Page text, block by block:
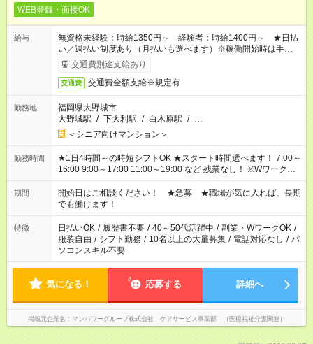
WEB登録・面接OK
給与
無資格未経験：時給1350円～ 経験者：時給1400円～ ★日払
い／週払い制度あり（月払いも選べます）※稼働開始時は手続き
完了次第のお支払いとなります。
交通費別途支給あり
交通費 交通費全額支給※規定有
勤務地
福岡県大野城市
大野城駅 / 下大利駅 / 白木原駅 / …
＜シニア向けマンション＞
勤務時間
★1日4時間～の時短シフトOK ★スタート時間選べます！ 7:00～
16:00 9:00～17:00 11:00～19:00 など 残業なし！ ※Wワークの
場合、他のお仕事と合わせ週40時間超の就業はご案内できませ
ん ※法令に基づき、週20時間以上勤務は社会保険への加入対象
となります ※労働者派遣法（日雇い派遣の原則禁止）により、
短時間・短期間の就業はご案内が難しい場合があります
期間
開始日はご相談ください！ ★急募 ★職場が気に入れば、長期
でも働けます！
特徴 日払いOK / 履歴書不要 / 40～50代活躍中 / 副業・WワークOK /
服装自由 / シフト勤務 / 10名以上の大量募集 / 電話対応なし / パ
ソコンスキル不要
気になる！ 応募する 詳細へ
掲載元企業名 マンパワーグループ株式会社 ケアサービス事業部 （医療福祉介護関連）